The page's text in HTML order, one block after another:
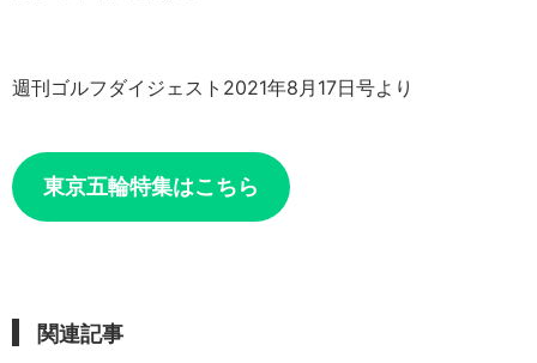
週刊ゴルフダイジェスト2021年8月17日号より
東京五輪特集はこちら
関連記事